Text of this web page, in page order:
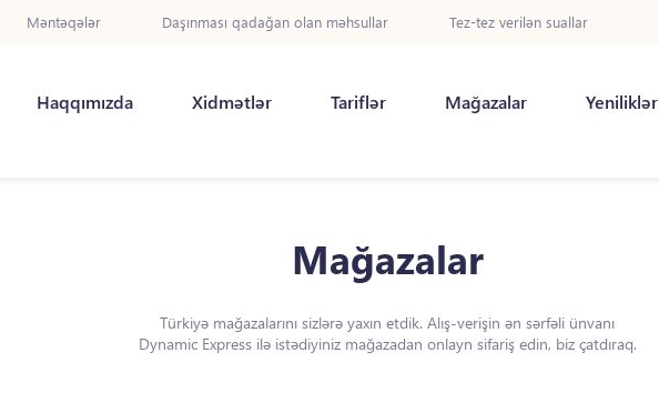
Məntəqələr Daşınması qadağan olan məhsullar Tez-tez verilən suallar
Haqqımızda Xidmətlər Tariflər Mağazalar Yeniliklər
Mağazalar
Türkiyə mağazalarını sizlərə yaxın etdik. Alış-verişin ən sərfəli ünvanı
Dynamic Express ilə istədiyiniz mağazadan onlayn sifariş edin, biz çatdıraq.